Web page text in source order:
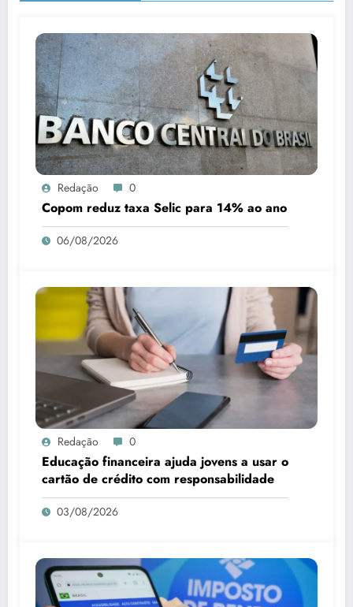
Redação 0
Copom reduz taxa Selic para 14% ao ano
06/08/2026
Redação 0
Educação financeira ajuda jovens a usar o
cartão de crédito com responsabilidade
03/08/2026